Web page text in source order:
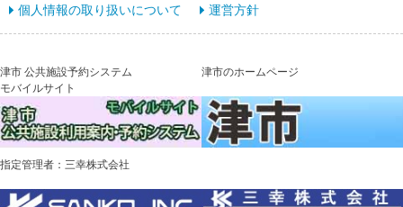
個人情報の取り扱いについて 運営方針
津市 公共施設予約システム
モバイルサイト
津市のホームページ
指定管理者：三幸株式会社